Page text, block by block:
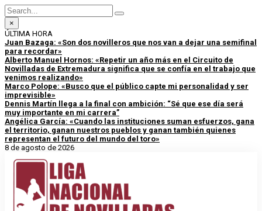
×
ÚLTIMA HORA
Juan Bazaga: «Son dos novilleros que nos van a dejar una semifinal
para recordar»
Alberto Manuel Hornos: «Repetir un año más en el Circuito de
Novilladas de Extremadura significa que se confía en el trabajo que
venimos realizando»
Marco Polope: «Busco que el público capte mi personalidad y ser
imprevisible»
Dennis Martín llega a la final con ambición: “Sé que ese día será
muy importante en mi carrera”
Angélica García: «Cuando las instituciones suman esfuerzos, gana
el territorio, ganan nuestros pueblos y ganan también quienes
representan el futuro del mundo del toro»
8 de agosto de 2026